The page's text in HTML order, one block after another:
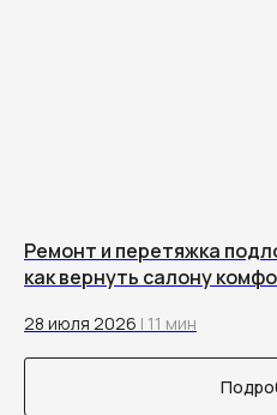
Ремонт и перетяжка
как вернуть салону
28 июля 2026 | 11 мин